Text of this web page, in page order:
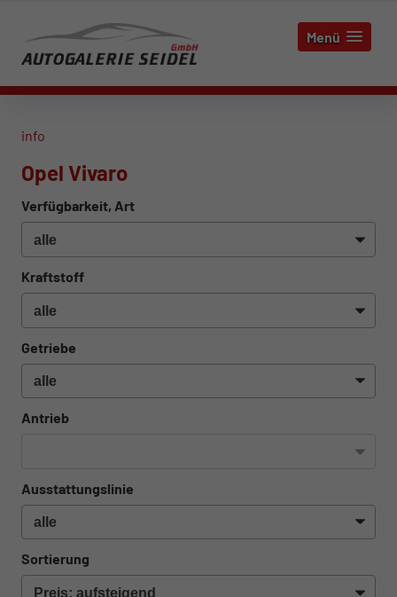
Menü
info
Opel Vivaro
Verfügbarkeit, Art
Kraftstoff
Getriebe
Antrieb
Ausstattungslinie
Sortierung